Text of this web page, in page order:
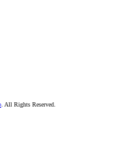
. All Rights Reserved.